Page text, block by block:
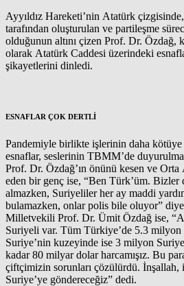
Ayyıldız Hareketi’nin Atatürk
tarafından oluşturulan ve partileşme
olduğunun altını çizen Prof. Dr. Özdağ,
olarak Atatürk Caddesi üzerindeki
şikayetlerini dinledi.
ESNAFLAR ÇOK DERTLİ
Pandemiyle birlikte işlerinin daha
esnaflar, seslerinin TBMM’de
Prof. Dr. Özdağ’ın önünü kesen ve
eden bir genç ise, “Ben Türk’üm. Bizler
almazken, Suriyeliler her ay maddi
bulamazken, onlar polis bile oluyor”
Milletvekili Prof. Dr. Ümit Özdağ ise,
Suriyeli var. Tüm Türkiye’de 5.3 milyon
Suriye’nin kuzeyinde ise 3 milyon
kadar 80 milyar dolar harcamışız. Bu
çiftçimizin sorunları çözülürdü.
Suriye’ye göndereceğiz” dedi.